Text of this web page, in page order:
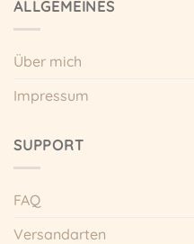
ALLGEMEINES
Über mich
Impressum
SUPPORT
FAQ
Versandarten